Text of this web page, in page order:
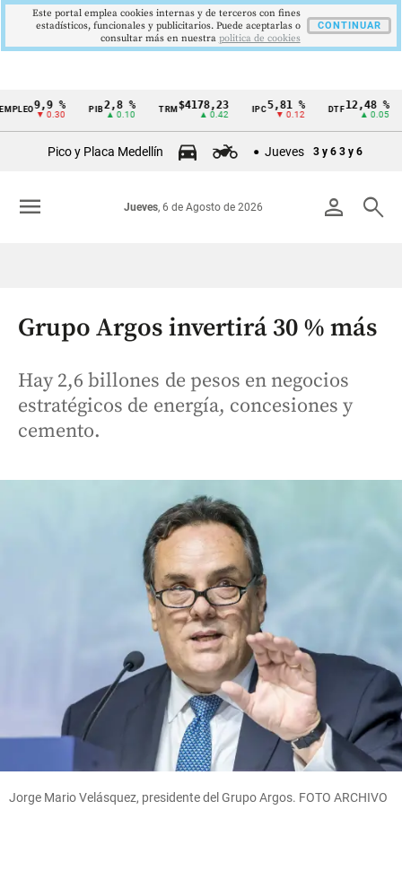
Cintillo
Colombia
9,9 %
▼ 0.30
PIB 2,8 %
▲ 0.10
TRM $4178,23
▲ 0.42
IPC 5,81 %
▼ 0.12
DTF 12,48 %
▲ 0.05
UVR
Pico y Placa Medellín Jueves 3 y 6 3 y 6
person search
Jueves, 6 de Agosto de 2026
menu
Grupo Argos invertirá 30 % más
Hay 2,6 billones de pesos en negocios
estratégicos de energía, concesiones y
cemento.
Jorge Mario Velásquez, presidente del Grupo Argos. FOTO ARCHIVO
Este portal emplea cookies internas y de terceros con fines
estadísticos, funcionales y publicitarios. Puede aceptarlas o
consultar más en nuestra politica de cookies
CONTINUAR